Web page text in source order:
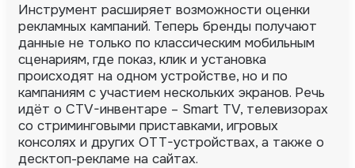
Инструмент расширяет возможности оценки
рекламных кампаний. Теперь бренды получают
данные не только по классическим мобильным
сценариям, где показ, клик и установка
происходят на одном устройстве, но и по
кампаниям с участием нескольких экранов. Речь
идёт о CTV-инвентаре – Smart TV, телевизорах
со стриминговыми приставками, игровых
консолях и других OTT-устройствах, а также о
десктоп-рекламе на сайтах.